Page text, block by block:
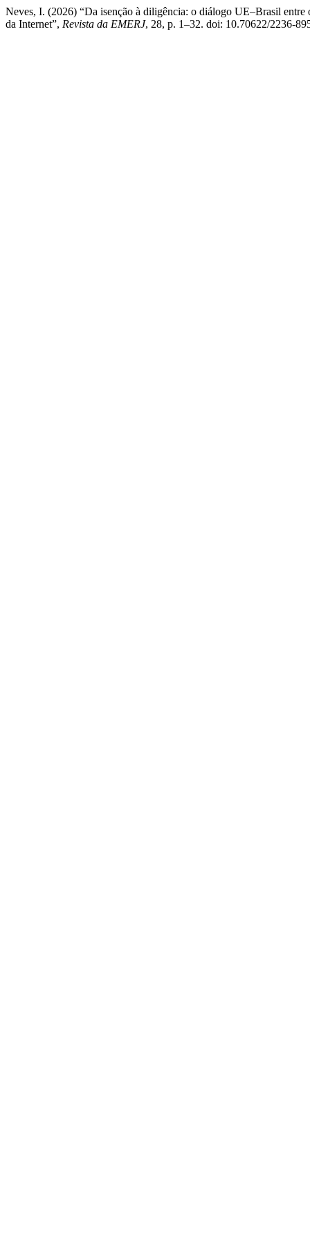
Neves, I. (2026) “Da isenção à diligência: o diálogo UE–Brasil
da Internet”, Revista da EMERJ, 28, p. 1–32. doi: 10.70622/2236-